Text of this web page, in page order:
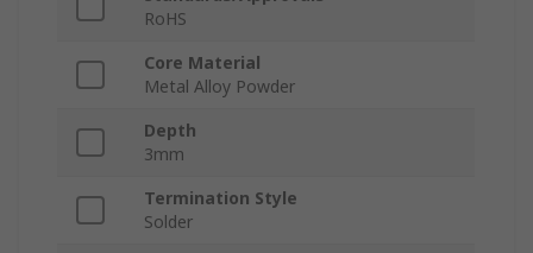
RoHS
Core Material
Metal Alloy Powder
Depth
3mm
Termination Style
Solder